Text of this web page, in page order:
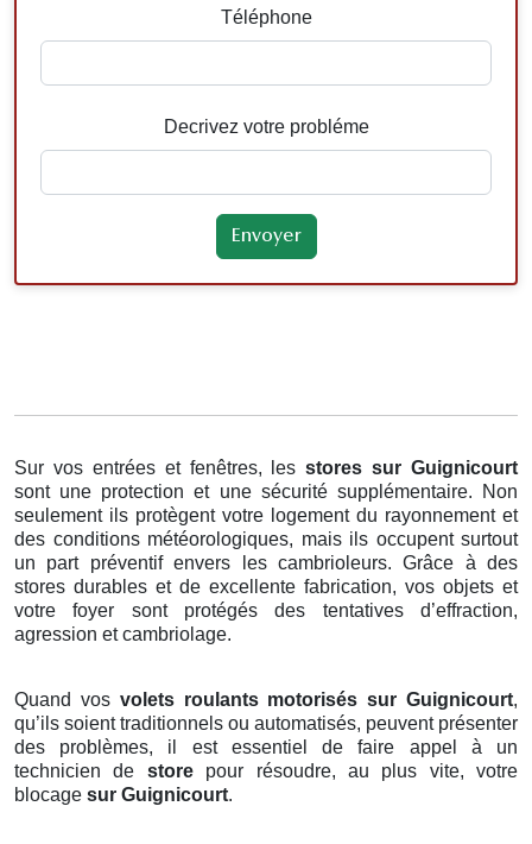
Téléphone
Decrivez votre probléme
Sur vos entrées et fenêtres, lesstores sur Guignicourt
sont une protection et une sécurité supplémentaire. Non
seulement ils protègent votre logement du rayonnement et
des conditions météorologiques, mais ils occupent surtout
un part préventif envers les cambrioleurs. Grâce à des
stores durables et de excellente fabrication, vos objets et
votre foyer sont protégés des tentatives d’effraction,
agression et cambriolage.
Quand vos volets roulants motorisés sur Guignicourt,
qu’ils soient traditionnels ou automatisés, peuvent présenter
des problèmes, il est essentiel de faire appel à un
technicien de storepour résoudre, au plus vite, votre
blocage sur Guignicourt.